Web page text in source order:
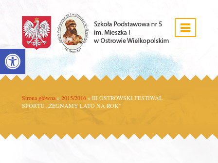
Open toolbar
Strona główna » 2015/2016 »III OSTROWSKI FESTIWAL
SPORTU „ŻEGNAMY LATO NA ROK”